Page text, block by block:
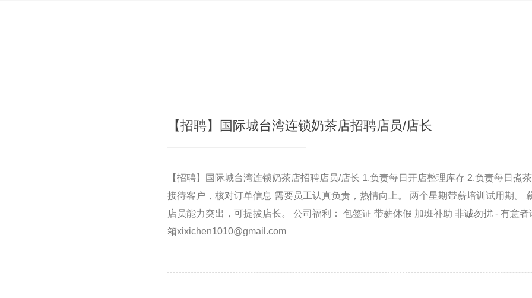
【招聘】国际城台湾连锁奶茶店招聘店员/店长
【招聘】国际城台湾连锁奶茶店招聘店员/店长 1.负责每日开店整理库存 2.负责每日煮
接待客户，核对订单信息 需要员工认真负责，热情向上。 两个星期带薪培训试用期。
店员能力突出，可提拔店长。 公司福利： 包签证 带薪休假 加班补助 非诚勿扰 - 有意
箱xixichen1010@gmail.com